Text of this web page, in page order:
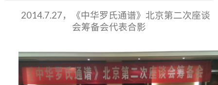
2014.7.27，《中华罗氏通谱》北京第二次座谈
会筹备会代表合影